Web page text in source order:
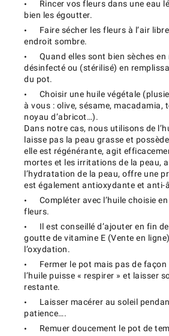
Rincer vos fleurs dans une eau
bien les égoutter.
Faire sécher les fleurs à l’air
endroit sombre.
Quand elles sont bien sèches
désinfecté ou (stérilisé) en
du pot.
Choisir une huile végétale
à vous : olive, sésame, macadamia,
noyau d’abricot…).
Dans notre cas, nous utilisons de
laisse pas la peau grasse et
elle est régénérante, agit
mortes et les irritations de la peau,
l’hydratation de la peau, offre une
est également antioxydante et anti-
Compléter avec l’huile choisie
fleurs.
Il est conseillé d’ajouter en fin
goutte de vitamine E (Vente en
l’oxydation.
Fermer le pot mais pas de
l’huile puisse « respirer » et laisser
restante.
Laisser macérer au soleil
patience….
Remuer doucement le pot de